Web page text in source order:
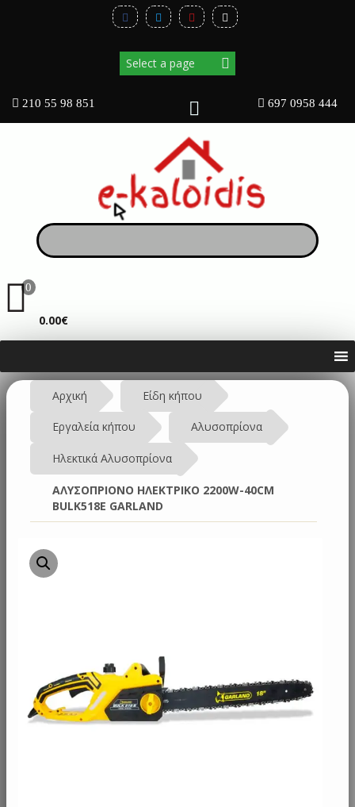
210 55 98 851 697 0958 444
0ΚΑΛΆΘΙ
0.00€
Αρχική Είδη κήπου
Εργαλεία κήπου Αλυσοπρίονα
Ηλεκτικά Αλυσοπρίονα
ΑΛΥΣΟΠΡΙΟΝΟ ΗΛΕΚΤΡΙΚΟ 2200W-40CM
BULK518E GARLAND